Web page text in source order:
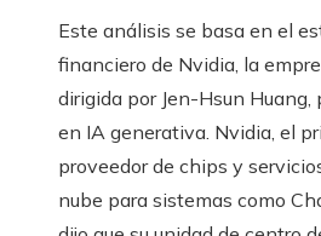
Este análisis se basa en el
financiero de Nvidia, la
dirigida por Jen-Hsun Huang,
en IA generativa. Nvidia, el
proveedor de chips y
nube para sistemas como